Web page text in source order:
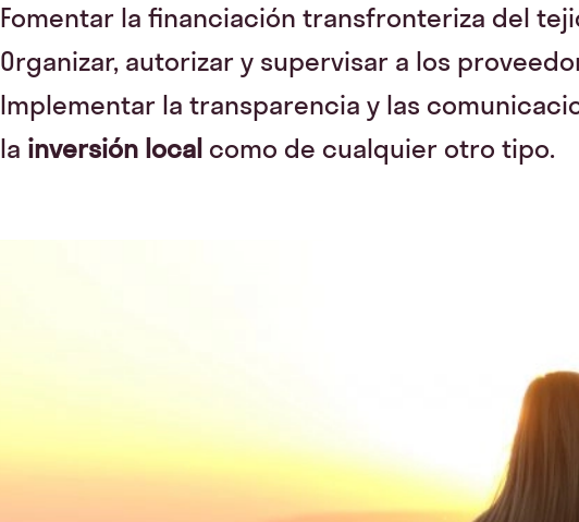
Fomentar la financiación transfronteriza del
Organizar, autorizar y supervisar a los
Implementar la transparencia y las
la inversión local como de cualquier otro tipo.